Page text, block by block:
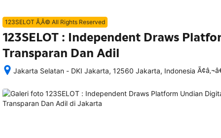
123SELOT Ã‚Â© All Rights Reserved
123SELOT : Independent Draws
Transparan Dan Adil
Jakarta Selatan - DKI Jakarta, 12560 Jakarta, Indonesia
memesan,
rincian